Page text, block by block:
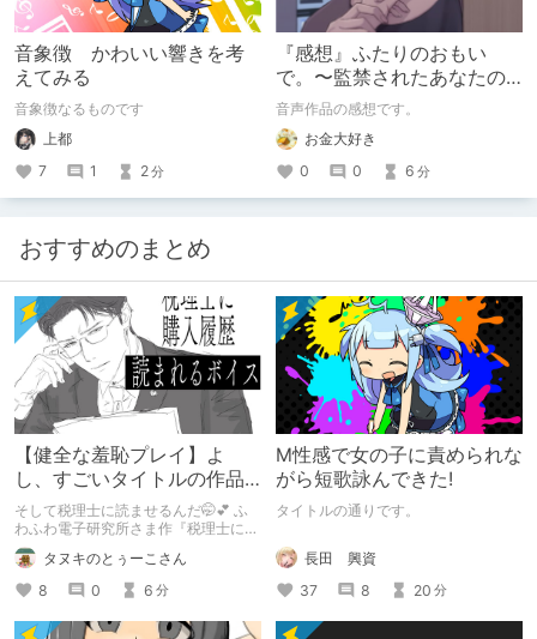
音象徴 かわいい響きを考
えてみる
音象徴なるものです
上都
7
1 2分
『感想』ふたりのおもい
で。〜監禁されたあなたの
末路〜【がるまに限定特典
付き】
音声作品の感想です。
お金大好き
0
0 6 分
おすすめのまとめ
【健全な羞恥プレイ】よ
し、すごいタイトルの作品
をまた買おう。【湧き上が
る不健全な気持ち】
そして税理士に読ませるんだ🤭💕 ふ
わふわ電子研究所さま作『税理士に購
入履歴読まれるボイス』の感想レビュ
ーです！タヌキのとぅーこさん
8
0 6 分
M性感で女の子に責められな
がら短歌詠んできた!
タイトルの通りです。
長田 興資
37
8 20 分